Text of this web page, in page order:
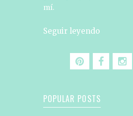
mí.
Seguir leyendo
POPULAR POSTS